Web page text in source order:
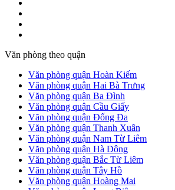
Văn phòng theo quận
Văn phòng quận Hoàn Kiếm
Văn phòng quận Hai Bà Trưng
Văn phòng quận Ba Đình
Văn phòng quận Cầu Giấy
Văn phòng quận Đống Đa
Văn phòng quận Thanh Xuân
Văn phòng quận Nam Từ Liêm
Văn phòng quận Hà Đông
Văn phòng quận Bắc Từ Liêm
Văn phòng quận Tây Hồ
Văn phòng quận Hoàng Mai